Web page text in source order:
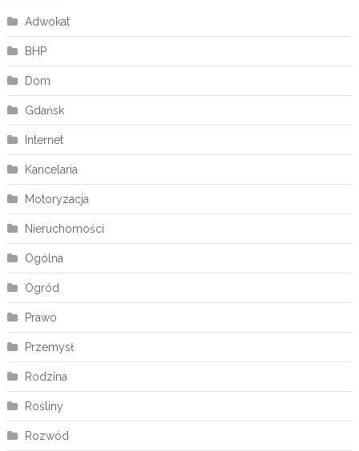
Adwokat
BHP
Dom
Gdańsk
Internet
Kancelaria
Motoryzacja
Nieruchomości
Ogólna
Ogród
Prawo
Przemysł
Rodzina
Rośliny
Rozwód